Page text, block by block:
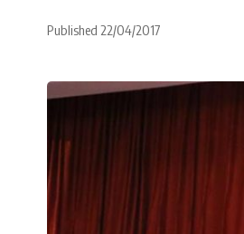
Published 22/04/2017